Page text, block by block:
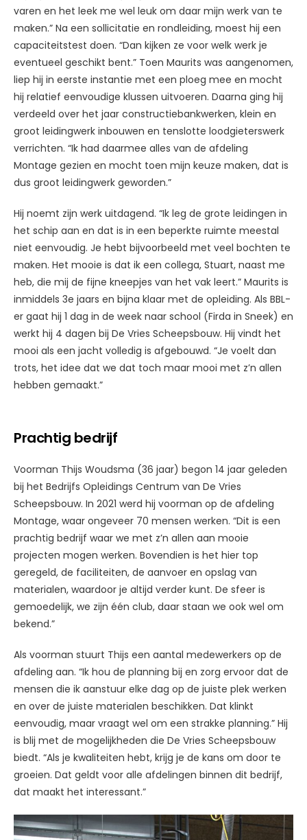
varen en het leek me wel leuk om daar mijn werk van te
maken.” Na een sollicitatie en rondleiding, moest hij een
capaciteitstest doen. “Dan kijken ze voor welk werk je
eventueel geschikt bent.” Toen Maurits was aangenomen,
liep hij in eerste instantie met een ploeg mee en mocht
hij relatief eenvoudige klussen uitvoeren. Daarna ging hij
verdeeld over het jaar constructiebankwerken, klein en
groot leidingwerk inbouwen en tenslotte loodgieterswerk
verrichten. “Ik had daarmee alles van de afdeling
Montage gezien en mocht toen mijn keuze maken, dat is
dus groot leidingwerk geworden.”
Hij noemt zijn werk uitdagend. “Ik leg de grote leidingen in
het schip aan en dat is in een beperkte ruimte meestal
niet eenvoudig. Je hebt bijvoorbeeld met veel bochten te
maken. Het mooie is dat ik een collega, Stuart, naast me
heb, die mij de fijne kneepjes van het vak leert.” Maurits is
inmiddels 3e jaars en bijna klaar met de opleiding. Als BBL-
er gaat hij 1 dag in de week naar school (Firda in Sneek) en
werkt hij 4 dagen bij De Vries Scheepsbouw. Hij vindt het
mooi als een jacht volledig is afgebouwd. “Je voelt dan
trots, het idee dat we dat toch maar mooi met z’n allen
hebben gemaakt.”
Prachtig bedrijf
Voorman Thijs Woudsma (36 jaar) begon 14 jaar geleden
bij het Bedrijfs Opleidings Centrum van De Vries
Scheepsbouw. In 2021 werd hij voorman op de afdeling
Montage, waar ongeveer 70 mensen werken. “Dit is een
prachtig bedrijf waar we met z’n allen aan mooie
projecten mogen werken. Bovendien is het hier top
geregeld, de faciliteiten, de aanvoer en opslag van
materialen, waardoor je altijd verder kunt. De sfeer is
gemoedelijk, we zijn één club, daar staan we ook wel om
bekend.”
Als voorman stuurt Thijs een aantal medewerkers op de
afdeling aan. “Ik hou de planning bij en zorg ervoor dat de
mensen die ik aanstuur elke dag op de juiste plek werken
en over de juiste materialen beschikken. Dat klinkt
eenvoudig, maar vraagt wel om een strakke planning.” Hij
is blij met de mogelijkheden die De Vries Scheepsbouw
biedt. “Als je kwaliteiten hebt, krijg je de kans om door te
groeien. Dat geldt voor alle afdelingen binnen dit bedrijf,
dat maakt het interessant.”